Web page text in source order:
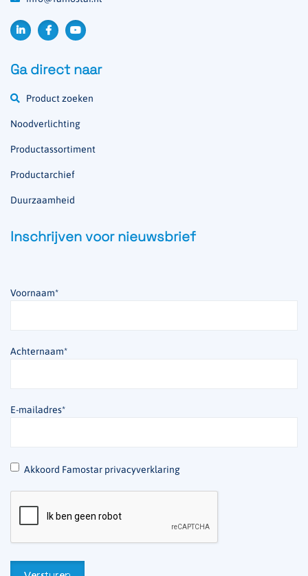
Ga direct naar
Product zoeken
Noodverlichting
Productassortiment
Productarchief
Duurzaamheid
Inschrijven voor nieuwsbrief
Voornaam*
Achternaam*
E-mailadres*
* Akkoord Famostar privacyverklaring